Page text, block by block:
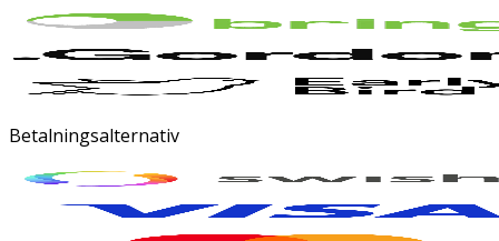
Betalningsalternativ